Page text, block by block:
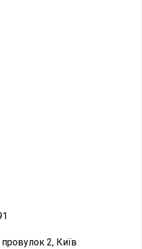
провулок 2, Київ